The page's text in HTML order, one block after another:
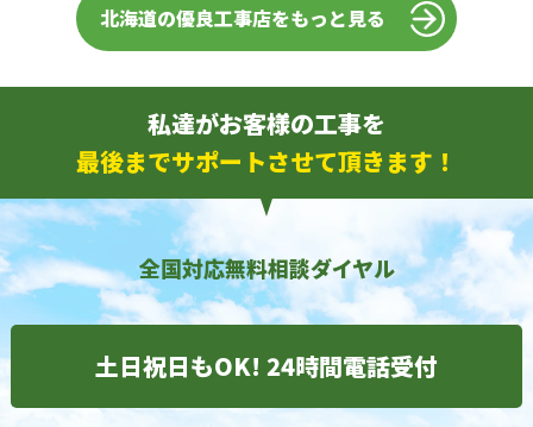
北海道の優良工事店をもっと見る
私達がお客様の工事を
最後までサポートさせて頂きます！
全国対応無料相談ダイヤル
土日祝日もOK! 24時間電話受付